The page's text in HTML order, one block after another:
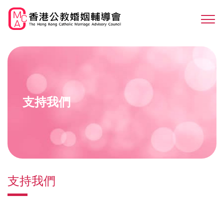
main
支持我們
支持我們